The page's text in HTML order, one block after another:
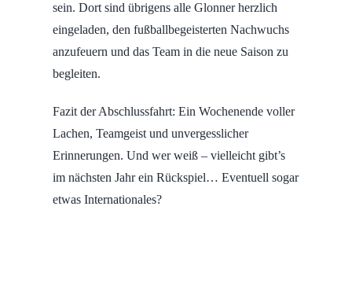
sein. Dort sind übrigens alle Glonner herzlich
eingeladen, den fußballbegeisterten Nachwuchs
anzufeuern und das Team in die neue Saison zu
begleiten.
Fazit der Abschlussfahrt: Ein Wochenende voller
Lachen, Teamgeist und unvergesslicher
Erinnerungen. Und wer weiß – vielleicht gibt’s
im nächsten Jahr ein Rückspiel… Eventuell sogar
etwas Internationales?